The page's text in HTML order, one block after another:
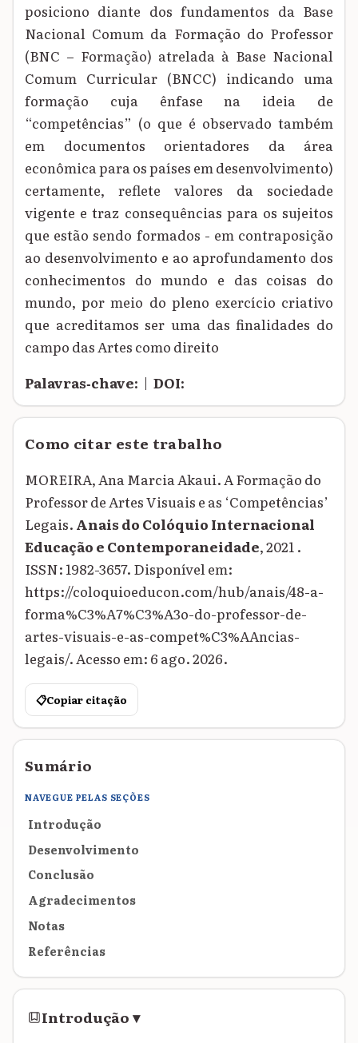
posiciono diante dos fundamentos da Base
Nacional Comum da Formação do Professor
(BNC – Formação) atrelada à Base Nacional
Comum Curricular (BNCC) indicando uma
formação cuja ênfase na ideia de
“competências” (o que é observado também
em documentos orientadores da área
econômica para os países em desenvolvimento)
certamente, reflete valores da sociedade
vigente e traz consequências para os sujeitos
que estão sendo formados - em contraposição
ao desenvolvimento e ao aprofundamento dos
conhecimentos do mundo e das coisas do
mundo, por meio do pleno exercício criativo
que acreditamos ser uma das finalidades do
campo das Artes como direito
Palavras‑chave: | DOI:
Como citar este trabalho
MOREIRA, Ana Marcia Akaui. A Formação do
Professor de Artes Visuais e as ‘Competências’
Legais. Anais do Colóquio Internacional
Educação e Contemporaneidade, 2021 .
ISSN: 1982-3657. Disponível em:
https://coloquioeducon.com/hub/anais/48-a-
forma%C3%A7%C3%A3o-do-professor-de-
artes-visuais-e-as-compet%C3%AAncias-
legais/. Acesso em: 6 ago. 2026.
📋Copiar citação
Sumário
NAVEGUE PELAS SEÇÕES
Introdução
Desenvolvimento
Conclusão
Agradecimentos
Notas
Referências
Introdução▾